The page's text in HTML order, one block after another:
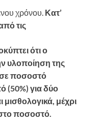
χρόνου. Κατ’
τις
ότι ο
υλοποίηση της
ποσοστό
(50%) για δύο
μισθολογικά, μέχρι
ποσοστό.